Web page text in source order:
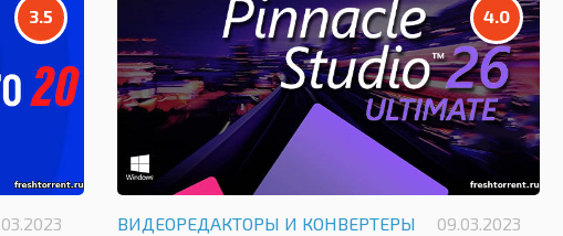
3.5 4.0
ВИДЕОРЕДАКТОРЫ И КОНВЕРТЕРЫ 09.03.2023